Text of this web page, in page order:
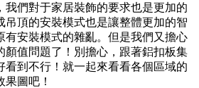
我們對于家居裝飾的要求也是更加的
吊頂的安裝模式也是讓整體更加的智
有安裝模式的雜亂。但是我們又擔心
顏值問題了！別擔心，跟著鋁扣板集
看到不行！就一起來看看各個區域的
圖吧！